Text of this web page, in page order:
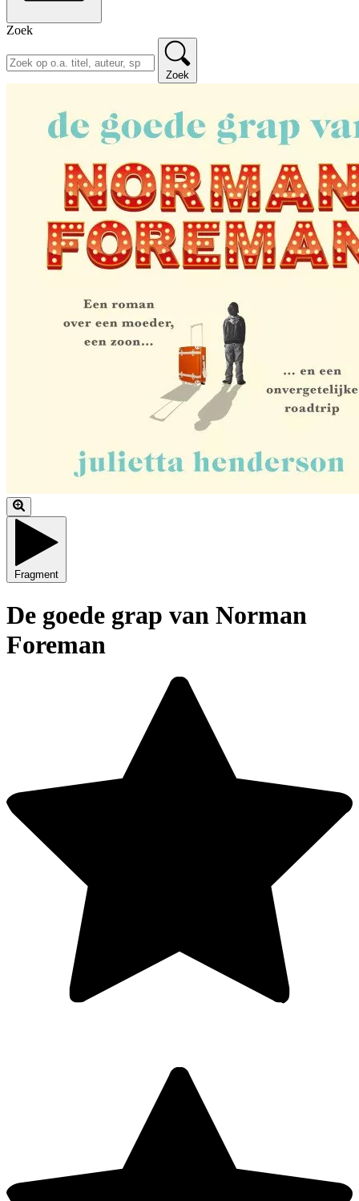
Zoek
Zoek
Fragment
De goede grap van Norman
Foreman